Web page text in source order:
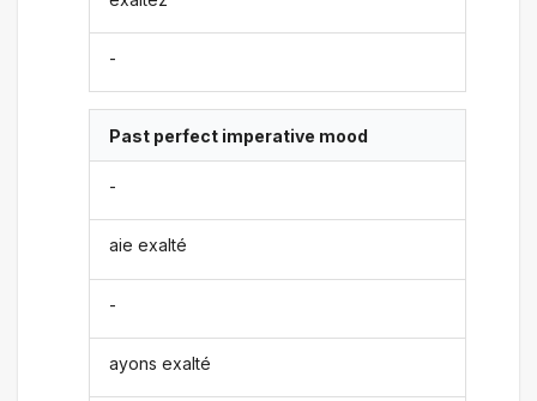
-
Past perfect imperative mood
-
aie exalté
-
ayons exalté